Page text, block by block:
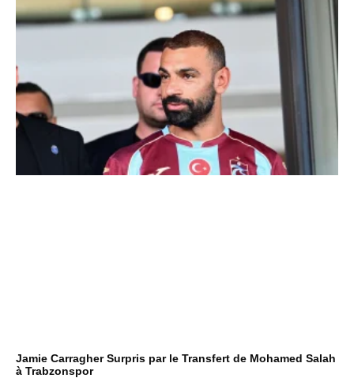
Jamie Carragher Surpris par le Transfert de Mohamed Salah
à Trabzonspor